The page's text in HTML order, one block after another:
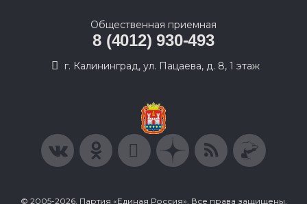
Общественная приемная
8 (4012) 930-493
г. Калининград, ул. Пацаева, д. 8, 1 этаж
© 2005-2026, Партия «Единая Россия». Все права защищены.